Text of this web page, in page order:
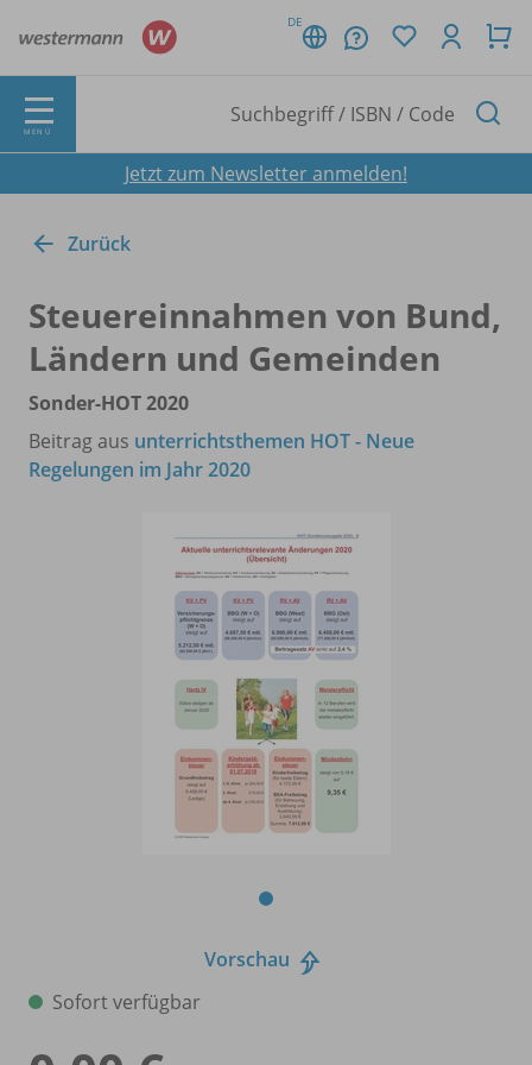
DE
MENÜ
Jetzt zum Newsletter anmelden!
Zurück
Steuereinnahmen von Bund,
Ländern und Gemeinden
Sonder-HOT 2020
Beitrag aus unterrichtsthemen HOT - Neue
Regelungen im Jahr 2020
Vorschau
Sofort verfügbar